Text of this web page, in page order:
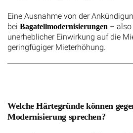
Eine Ausnahme von der
bei Bagatellmodernisierungen –
unerheblicher Einwirkung auf die
geringfügiger Mieterhöhung.
Welche Härtegründe können
Modernisierung sprechen?